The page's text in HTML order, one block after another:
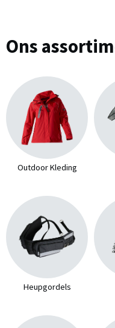
Ons
Outdoor Kleding
Heupgordels